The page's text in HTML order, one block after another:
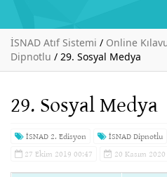
İSNAD Atıf Sistemi / Online
Dipnotlu / 29. Sosyal Medya
29. Sosyal Medya
İSNAD 2. Edisyon İSNAD Dipnotlu
27 Ekim 2019 00:47
20 Kasım